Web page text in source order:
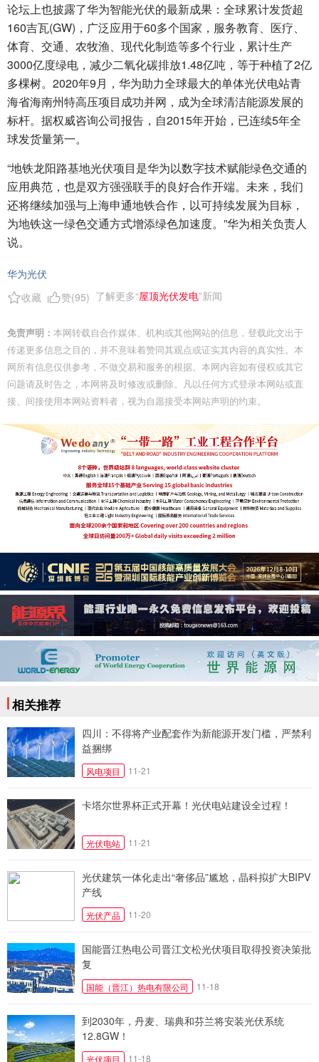
论坛上也披露了华为智能光伏的最新成果：全球累计发货超
160吉瓦(GW)，广泛应用于60多个国家，服务教育、医疗、
体育、交通、农牧渔、现代化制造等多个行业，累计生产
3000亿度绿电，减少二氧化碳排放1.48亿吨，等于种植了2亿
多棵树。2020年9月，华为助力全球最大的单体光伏电站青
海省海南州特高压项目成功并网，成为全球清洁能源发展的
标杆。据权威咨询公司报告，自2015年开始，已连续5年全
球发货量第一。
“地铁龙阳路基地光伏项目是华为以数字技术赋能绿色交通的
应用典范，也是双方强强联手的良好合作开端。未来，我们
还将继续加强与上海申通地铁合作，以可持续发展为目标，
为地铁这一绿色交通方式增添绿色加速度。”华为相关负责人
说。
华为光伏
收藏
赞(95) 了解更多“屋顶光伏发电”新闻
免责声明： 本网转载自合作媒体、机构或其他网站的信息，登载此文出于
传递更多信息之目的，并不意味着赞同其观点或证实其内容的真实性。本
网所有信息仅供参考，不做交易和服务的根据。本网内容如有侵权或其它
问题请及时告之，本网将及时修改或删除。凡以任何方式登录本网站或直
接、间接使用本网站资料者，视为自愿接受本网站声明的约束。
相关推荐
四川：不得将产业配套作为新能源开发门槛，严禁利
益捆绑
风电项目 11-21
卡塔尔世界杯正式开幕！光伏电站建设全过程！
光伏电站 11-21
光伏建筑一体化走出“奢侈品”尴尬，晶科拟扩大BIPV
产线
光伏产品 11-20
国能晋江热电公司晋江文松光伏项目取得投资决策批
复
国能（晋江）热电有限公司 11-18
到2030年，丹麦、瑞典和芬兰将安装光伏系统
12.8GW！
光伏项目 11-18